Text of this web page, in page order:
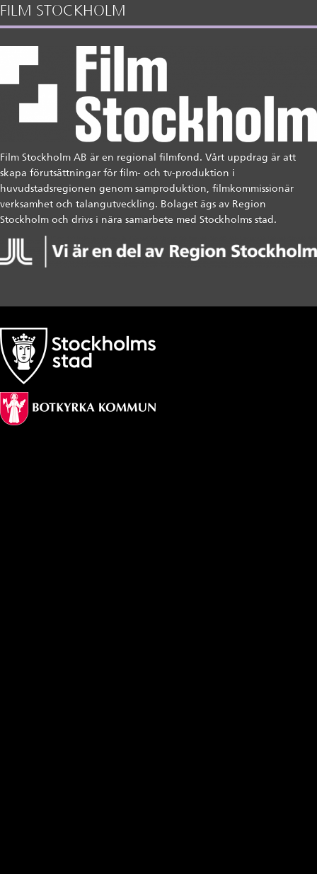
FILM STOCKHOLM
Film Stockholm AB är en regional filmfond. Vårt uppdrag är att
skapa förutsättningar för film- och tv-produktion i
huvudstadsregionen genom samproduktion, filmkommissionär
verksamhet och talangutveckling. Bolaget ägs av Region
Stockholm och drivs i nära samarbete med Stockholms stad.